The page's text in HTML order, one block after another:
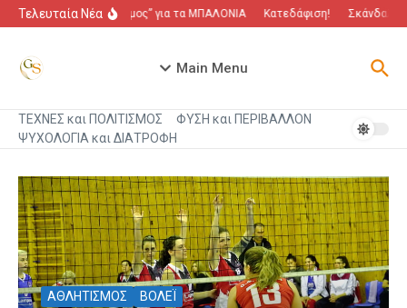
Μετάβαση στο περιεχόμενο
Τελευταία Νέα“Πόλεμος” για τα ΜΠΑΛΟΝΙΑ Κατεδάφιση! Σκάνδαλο
Main Menu
ΤΕΧΝΕΣ και ΠΟΛΙΤΙΣΜΟΣ
ΦΥΣΗ και ΠΕΡΙΒΑΛΛΟΝ
ΨΥΧΟΛΟΓΙΑ και ΔΙΑΤΡΟΦΗ
ΑΘΛΗΤΙΣΜΟΣ ΒΟΛΕΪ